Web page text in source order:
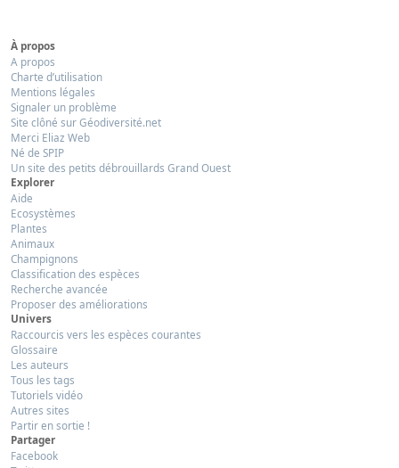
À propos
A propos
Charte d’utilisation
Mentions légales
Signaler un problème
Site clôné sur Géodiversité.net
Merci Eliaz Web
Né de SPIP
Un site des petits débrouillards Grand Ouest
Explorer
Aide
Ecosystèmes
Plantes
Animaux
Champignons
Classification des espèces
Recherche avancée
Proposer des améliorations
Univers
Raccourcis vers les espèces courantes
Glossaire
Les auteurs
Tous les tags
Tutoriels vidéo
Autres sites
Partir en sortie !
Partager
Facebook